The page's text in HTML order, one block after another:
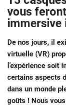
vous
immersive
De nos jours, il
virtuelle (VR)
l’expérience soit
certains aspects
dans un monde
goûts ! Nous